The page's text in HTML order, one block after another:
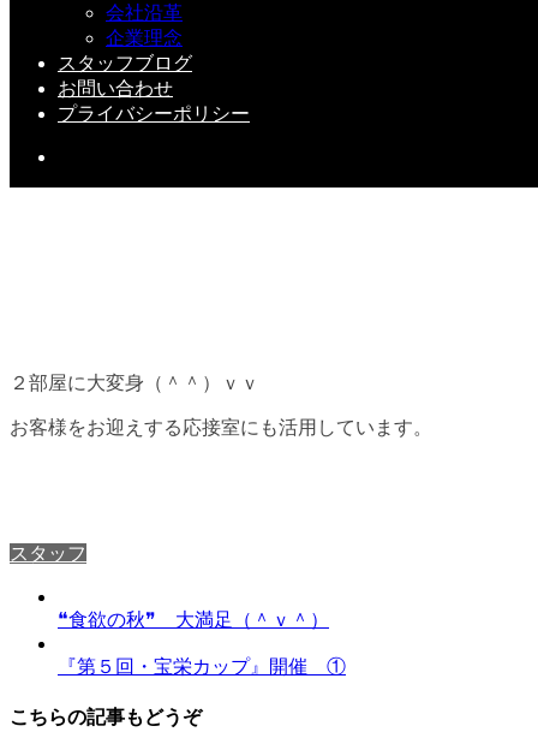
会社沿革
企業理念
スタッフブログ
お問い合わせ
プライバシーポリシー
２部屋に大変身（＾＾）ｖｖ
お客様をお迎えする応接室にも活用しています。
スタッフ
❝食欲の秋❞ 大満足（＾ｖ＾）
『第５回・宝栄カップ』開催 ①
こちらの記事もどうぞ